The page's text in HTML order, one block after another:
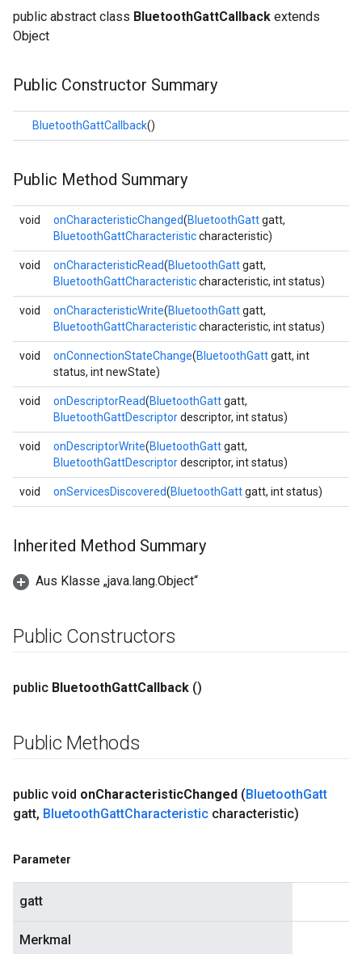
public abstract class BluetoothGattCallback extends
Object
Public Constructor Summary
BluetoothGattCallback()
Public Method Summary
void onCharacteristicChanged(BluetoothGattgatt,
BluetoothGattCharacteristiccharacteristic)
void onCharacteristicRead(BluetoothGattgatt,
BluetoothGattCharacteristiccharacteristic, int status)
void onCharacteristicWrite(BluetoothGattgatt,
BluetoothGattCharacteristiccharacteristic, int status)
void onConnectionStateChange(BluetoothGattgatt, int
status, int newState)
void onDescriptorRead(BluetoothGattgatt,
BluetoothGattDescriptordescriptor, int status)
void onDescriptorWrite(BluetoothGattgatt,
BluetoothGattDescriptordescriptor, int status)
void onServicesDiscovered(BluetoothGattgatt, int status)
Inherited Method Summary
Aus Klasse „java.lang.Object“
Public Constructors
public BluetoothGattCallback ()
Public Methods
public void onCharacteristicChanged (BluetoothGatt
gatt, BluetoothGattCharacteristic characteristic)
Parameter
gatt
Merkmal